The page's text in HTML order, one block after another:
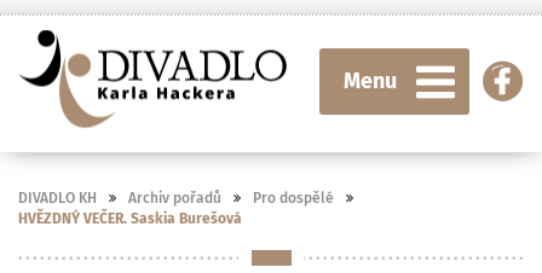
Menu
DIVADLO KH Archiv pořadů
Pro dospělé
HVĚZDNÝ VEČER. Saskia Burešová